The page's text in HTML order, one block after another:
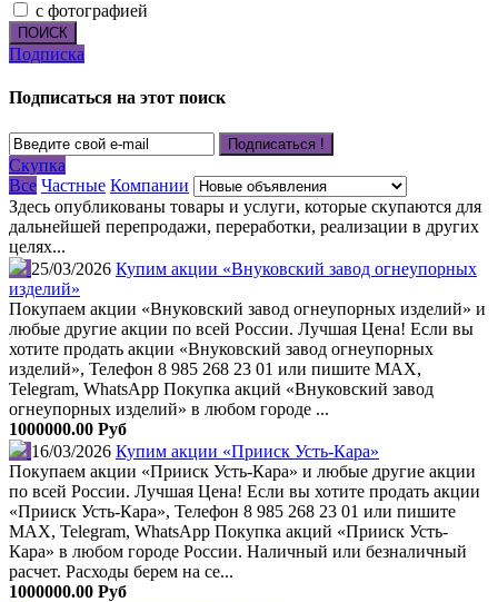
с фотографией
ПОИСК
Подписка
Подписаться на этот поиск
Подписаться !
Скупка
Все Частные Компании
Здесь опубликованы товары и услуги, которые скупаются для
дальнейшей перепродажи, переработки, реализации в других
целях...
25/03/2026 Купим акции «Внуковский завод огнеупорных
изделий»
Покупаем акции «Внуковский завод огнеупорных изделий» и
любые другие акции по всей России. Лучшая Цена! Если вы
хотите продать акции «Внуковский завод огнеупорных
изделий», Телефон 8 985 268 23 01 или пишите MAX,
Telegram, WhatsApp Покупка акций «Внуковский завод
огнеупорных изделий» в любом городе ...
1000000.00 Руб
16/03/2026 Купим акции «Прииск Усть-Кара»
Покупаем акции «Прииск Усть-Кара» и любые другие акции
по всей России. Лучшая Цена! Если вы хотите продать акции
«Прииск Усть-Кара», Телефон 8 985 268 23 01 или пишите
MAX, Telegram, WhatsApp Покупка акций «Прииск Усть-
Кара» в любом городе России. Наличный или безналичный
расчет. Расходы берем на се...
1000000.00 Руб